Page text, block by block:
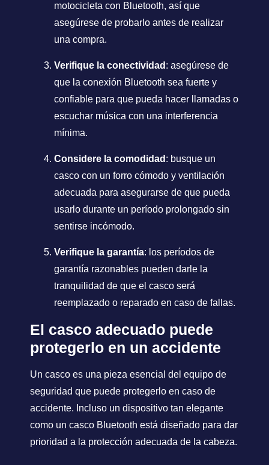
motocicleta con Bluetooth, así que
asegúrese de probarlo antes de realizar
una compra.
Verifique la conectividad : asegúrese de
que la conexión Bluetooth sea fuerte y
confiable para que pueda hacer llamadas o
escuchar música con una interferencia
mínima.
Considere la comodidad : busque un
casco con un forro cómodo y ventilación
adecuada para asegurarse de que pueda
usarlo durante un período prolongado sin
sentirse incómodo.
Verifique la garantía: los períodos de
garantía razonables pueden darle la
tranquilidad de que el casco será
reemplazado o reparado en caso de fallas.
El casco adecuado puede
protegerlo en un accidente
Un casco es una pieza esencial del equipo de
seguridad que puede protegerlo en caso de
accidente. Incluso un dispositivo tan elegante
como un casco Bluetooth está diseñado para dar
prioridad a la protección adecuada de la cabeza.